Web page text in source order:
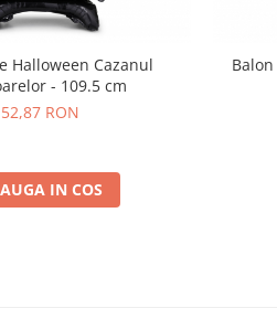
Halloween Cazanul
- 109.5 cm
52,87 RON
IN COS